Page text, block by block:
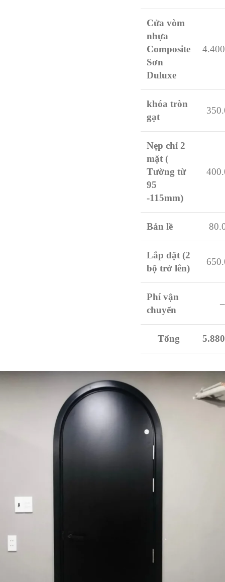
Cửa vòm
nhựa
Composite
Sơn
Duluxe
khóa tròn
gạt
Nẹp chỉ 2
mặt (
Tường từ
95
-115mm)
Bản lề
Lắp đặt (2
bộ trở lên)
Phí vận
chuyển
–
Tổng